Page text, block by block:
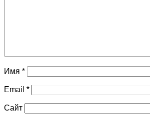
Имя *
Email *
Сайт